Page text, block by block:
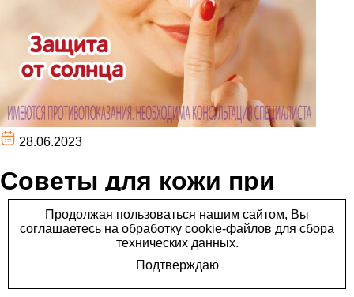
28.06.2023
Советы для кожи при
солнце.
Советы для кожи при солнце.